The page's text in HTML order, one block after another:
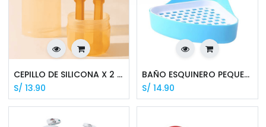
CEPILLO DE SILICONA X 2 UNID MKL6000974
S/ 13.90
BAÑO ESQUINERO PEQUEÑO PARA ROEDOR 19*23 CM
S/ 14.90